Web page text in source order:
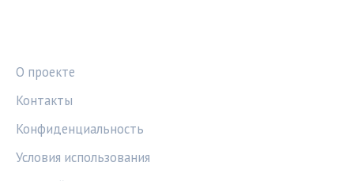
О проекте
Контакты
Конфиденциальность
Условия использования